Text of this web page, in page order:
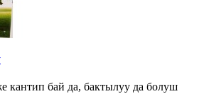
кантип бай да, бактылуу да болуш